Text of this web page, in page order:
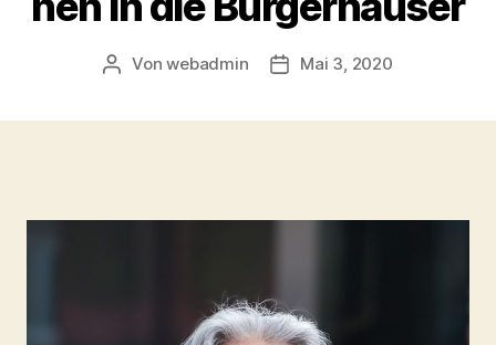
Beitragsautor
Vonwebadmin Beitragsdatum
Mai 3, 2020